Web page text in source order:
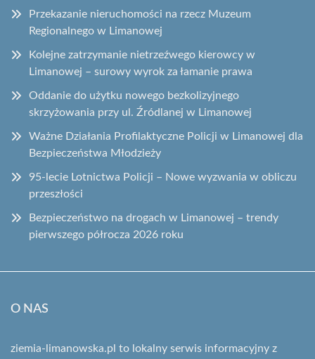
Przekazanie nieruchomości na rzecz Muzeum
Regionalnego w Limanowej
Kolejne zatrzymanie nietrzeźwego kierowcy w
Limanowej – surowy wyrok za łamanie prawa
Oddanie do użytku nowego bezkolizyjnego
skrzyżowania przy ul. Źródlanej w Limanowej
Ważne Działania Profilaktyczne Policji w Limanowej dla
Bezpieczeństwa Młodzieży
95-lecie Lotnictwa Policji – Nowe wyzwania w obliczu
przeszłości
Bezpieczeństwo na drogach w Limanowej – trendy
pierwszego półrocza 2026 roku
O NAS
ziemia-limanowska.pl to lokalny serwis informacyjny z